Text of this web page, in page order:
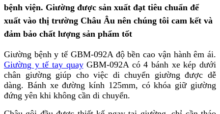
bệnh viện. Giường được sản xuất đạt tiêu chuẩn để
xuất vào thị trường Châu Âu nên chúng tôi cam kết và
đảm bảo chất lượng sản phẩm tốt
Giường bệnh y tế GBM-092A độ bền cao vận hành êm ái.
Giường y tế tay quayGBM-092A có 4 bánh xe kép dưới
chân giường giúp cho việc di chuyển giường được dễ
dàng. Bánh xe đường kính 125mm, có khóa giữ giường
đứng yên khi không cần di chuyển.